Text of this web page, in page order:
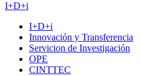
I+D+i
I+D+i
Innovación y Transferencia
Servicion de Investigación
OPE
CINTTEC